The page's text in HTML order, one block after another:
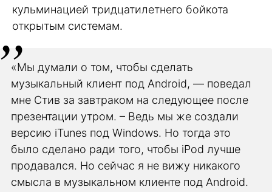
кульминацией тридцатилетнего бойкота
открытым системам.
«Мы думали о том, чтобы сделать
музыкальный клиент под Android, — поведал
мне Стив за завтраком на следующее после
презентации утром. – Ведь мы же создали
версию iTunes под Windows. Но тогда это
было сделано ради того, чтобы iPod лучше
продавался. Но сейчас я не вижу никакого
смысла в музыкальном клиенте под Android.